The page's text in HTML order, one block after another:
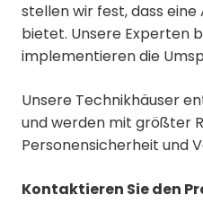
stellen wir fest, dass
bietet. Unsere Experten
implementieren die
Unsere Technikhäuser
und werden mit größter
Personensicherheit und
Kontaktieren Sie den